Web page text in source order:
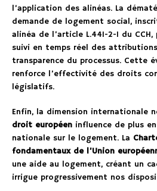
l’application des alinéas. La
demande de logement social,
alinéa de l’article L.441-2-1 du
suivi en temps réel des
transparence du processus. Cette
renforce l’effectivité des droits
législatifs.
Enfin, la dimension internationale
droit européen influence de plus
nationale sur le logement. La
fondamentaux de l’Union
une aide au logement, créant un
irrigue progressivement nos